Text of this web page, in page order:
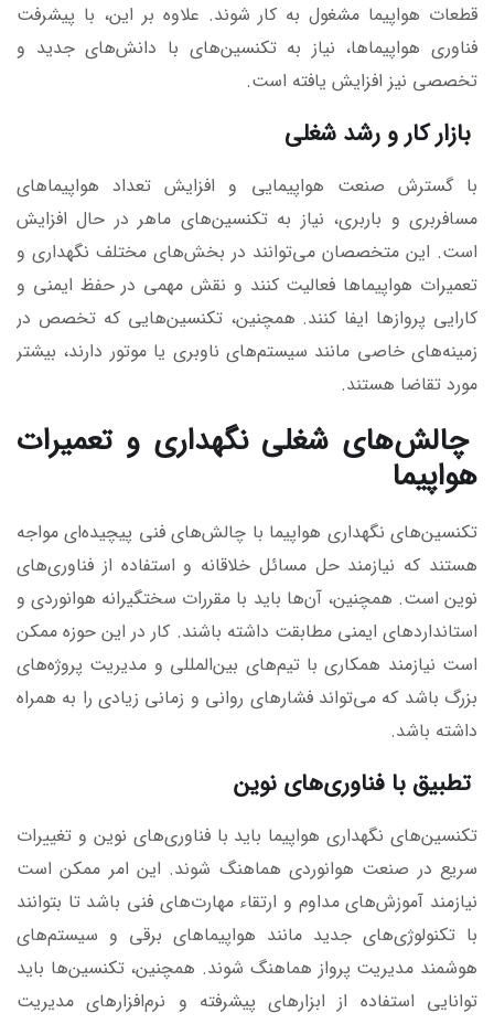
قطعات هواپیما مشغول به کار شوند. علاوه بر این، با پیشرفت
فناوری هواپیماها، نیاز به تکنسین‌های با دانش‌های جدید و
تخصصی نیز افزایش یافته است.
بازار کار و رشد شغلی
با گسترش صنعت هواپیمایی و افزایش تعداد هواپیماهای
مسافربری و باربری، نیاز به تکنسین‌های ماهر در حال افزایش
است. این متخصصان می‌توانند در بخش‌های مختلف نگهداری و
تعمیرات هواپیماها فعالیت کنند و نقش مهمی در حفظ ایمنی و
کارایی پروازها ایفا کنند. همچنین، تکنسین‌هایی که تخصص در
زمینه‌های خاصی مانند سیستم‌های ناوبری یا موتور دارند، بیشتر
مورد تقاضا هستند.
چالش‌های شغلی نگهداری و تعمیرات
هواپیما
تکنسین‌های نگهداری هواپیما با چالش‌های فنی پیچیده‌ای مواجه
هستند که نیازمند حل مسائل خلاقانه و استفاده از فناوری‌های
نوین است. همچنین، آن‌ها باید با مقررات سختگیرانه هوانوردی و
استانداردهای ایمنی مطابقت داشته باشند. کار در این حوزه ممکن
است نیازمند همکاری با تیم‌های بین‌المللی و مدیریت پروژه‌های
بزرگ باشد که می‌تواند فشارهای روانی و زمانی زیادی را به همراه
داشته باشد.
تطبیق با فناوری‌های نوین
تکنسین‌های نگهداری هواپیما باید با فناوری‌های نوین و تغییرات
سریع در صنعت هوانوردی هماهنگ شوند. این امر ممکن است
نیازمند آموزش‌های مداوم و ارتقاء مهارت‌های فنی باشد تا بتوانند
با تکنولوژی‌های جدید مانند هواپیماهای برقی و سیستم‌های
هوشمند مدیریت پرواز هماهنگ شوند. همچنین، تکنسین‌ها باید
توانایی استفاده از ابزارهای پیشرفته و نرم‌افزارهای مدیریت